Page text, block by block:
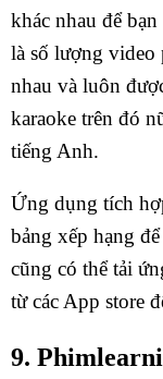
khác nhau để
là số lượng video
nhau và luôn
karaoke trên đó
tiếng Anh.
Ứng dụng tích
bảng xếp hạng
cũng có thể tải
từ các App store
9.